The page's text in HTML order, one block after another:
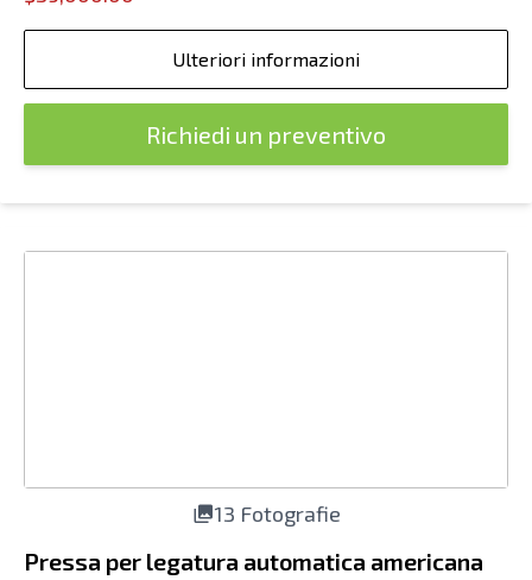
Ulteriori informazioni
Richiedi un preventivo
13 Fotografie
Pressa per legatura automatica americana